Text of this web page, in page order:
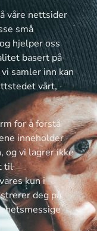
våre nettsider
små
hjelper oss
basert på
samler inn kan
vårt,
for å forstå
inneholder
og vi lagrer ikke
til
kun i
deg på